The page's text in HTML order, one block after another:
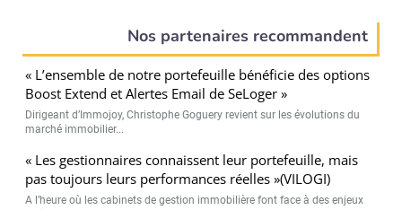
Nos partenaires recommandent
« L’ensemble de notre portefeuille bénéficie des options
Boost Extend et Alertes Email de SeLoger »
Dirigeant d’Immojoy, Christophe Goguery revient sur les évolutions du
marché immobilier...
« Les gestionnaires connaissent leur portefeuille, mais
pas toujours leurs performances réelles »(VILOGI)
A l’heure où les cabinets de gestion immobilière font face à des enjeux